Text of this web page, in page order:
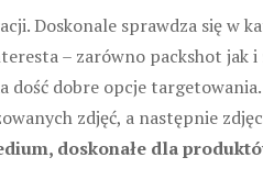
Doskonale sprawdza się w
– zarówno packshot jak i
dobre opcje
zdjęć, a następnie
doskonałe dla